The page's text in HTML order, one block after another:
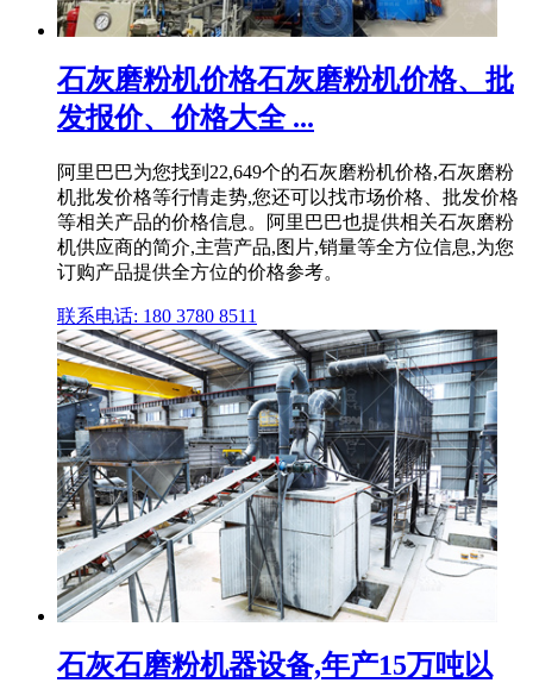
石灰磨粉机价格石灰磨粉机价格、批
发报价、价格大全 ...
阿里巴巴为您找到22,649个的石灰磨粉机价格,石灰磨粉
机批发价格等行情走势,您还可以找市场价格、批发价格
等相关产品的价格信息。阿里巴巴也提供相关石灰磨粉
机供应商的简介,主营产品,图片,销量等全方位信息,为您
订购产品提供全方位的价格参考。
联系电话: 180 3780 8511
石灰石磨粉机器设备,年产15万吨以